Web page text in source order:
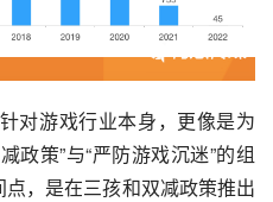
对游戏行业本身，更像是为
政策”与“严防游戏沉迷”的组
，是在三孩和双减政策推出